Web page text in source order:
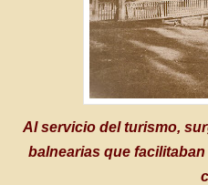
Al servicio del turismo,
balnearias que